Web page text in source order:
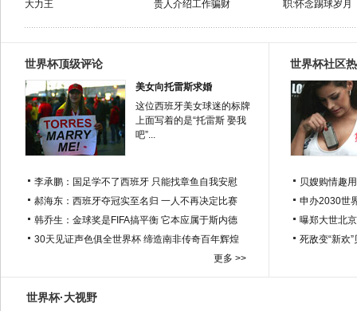
大力王
贵人介绍工作骗财
职:怀念踢球岁月
世界杯顶级评论
美女向托雷斯求婚
这位西班牙美女球迷的标牌
上面写着的是“托雷斯 娶我
吧”...
李承鹏：国足学不了西班牙 只能找章鱼自我安慰
郝海东：西班牙夺冠实至名归 一人不再决定比赛
韩乔生：金球奖是FIFA搞平衡 它本应属于斯内德
30天见证声色俱全世界杯 缔造南非传奇百年辉煌
更多 >>
世界杯社区
贝嫂购情趣
申办2030世
曝郑大世北
死敌变“新欢
世界杯·大视野